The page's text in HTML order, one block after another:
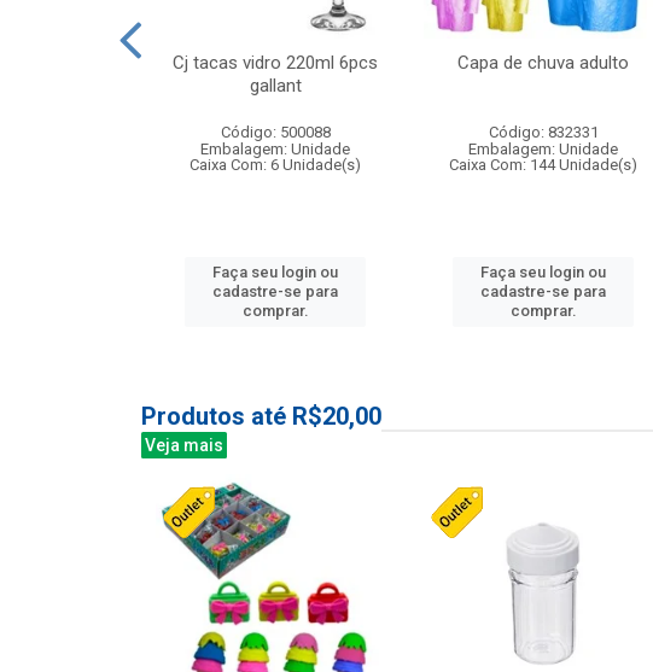
Cj tacas vidro 220ml 6pcs
gallant
Código: 500088
Embalagem: Unidade
Caixa Com: 6 Unidade(s)
Faça seu login ou
cadastre-se para
comprar.
Capa de chuva adulto
Código: 832331
Embalagem: Unidade
Caixa Com: 144 Unidade(s)
Faça seu login ou
cadastre-se para
comprar.
Produtos até R$20,00
Veja mais